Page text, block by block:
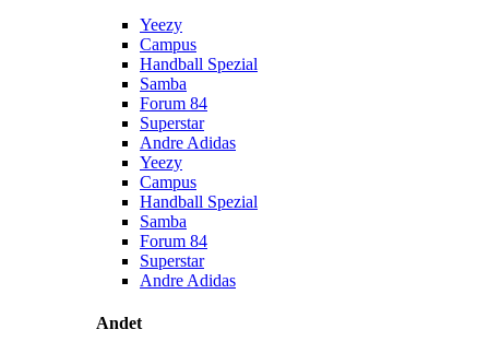
Yeezy
Campus
Handball Spezial
Samba
Forum 84
Superstar
Andre Adidas
Yeezy
Campus
Handball Spezial
Samba
Forum 84
Superstar
Andre Adidas
Andet